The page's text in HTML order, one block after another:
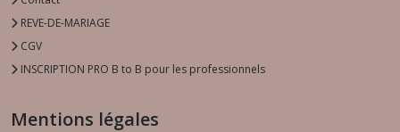
REVE-DE-MARIAGE
CGV
INSCRIPTION PRO B to B pour les professionnels
Mentions légales